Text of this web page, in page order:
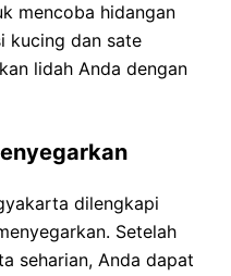
mencoba hidangan
kucing dan sate
lidah Anda dengan
dilengkapi
Setelah
seharian, Anda dapat